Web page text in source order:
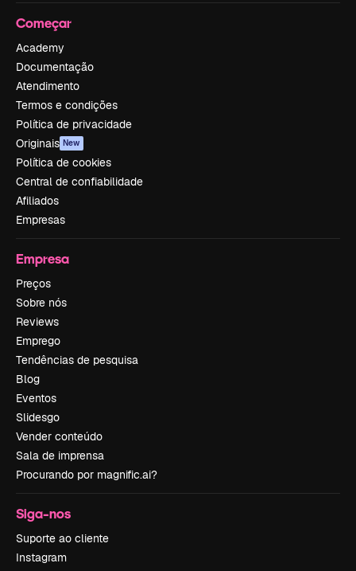
Começar
Academy
Documentação
Atendimento
Termos e condições
Política de privacidade
Originais New
Política de cookies
Central de confiabilidade
Afiliados
Empresas
Empresa
Preços
Sobre nós
Reviews
Emprego
Tendências de pesquisa
Blog
Eventos
Slidesgo
Vender conteúdo
Sala de imprensa
Procurando por magnific.ai?
Siga-nos
Suporte ao cliente
Instagram